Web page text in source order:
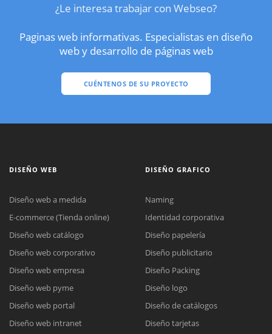
¿Le interesa trabajar con Webseo?
Paginas web informativas. Especialistas en diseño
web y desarrollo de páginas web
CUÉNTENOS DE SU PROYECTO
DISEÑO WEB
Diseño web a medida
E-commerce (Tienda online)
Diseño web catálogo
Diseño web corporativo
Diseño web empresa
Diseño web pyme
Diseño web portal
Diseño web intranet
DISEÑO GRAFICO
Naming
Identidad corporativa
Diseño papelería
Diseño publicitario
Diseño Packing
Diseño logo
Diseño de catálogos
Diseño tarjetas